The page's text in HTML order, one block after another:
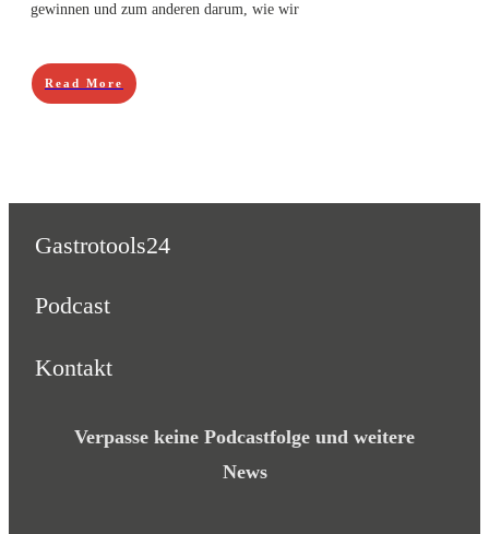
gewinnen und zum anderen darum, wie wir
Read More
Gastrotools24
Podcast
Kontakt
Verpasse keine Podcastfolge und weitere
News